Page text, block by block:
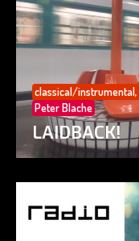
classical/instrumental,
Peter Blache
LAIDBACK!